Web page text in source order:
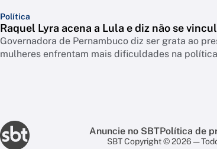
Política
Raquel Lyra acena a Lula e diz não se
Governadora de Pernambuco diz ser grata ao
mulheres enfrentam mais dificuldades na política
Anuncie no SBTPolítica de
SBT Copyright © 2026 —